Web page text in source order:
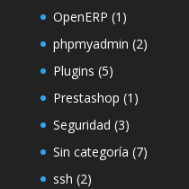
OpenERP (1)
phpmyadmin (2)
Plugins (5)
Prestashop (1)
Seguridad (3)
Sin categoría (7)
ssh (2)